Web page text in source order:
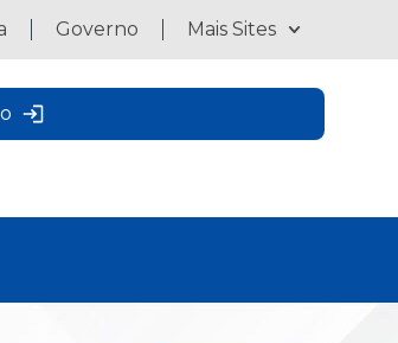
Governo Mais Sites